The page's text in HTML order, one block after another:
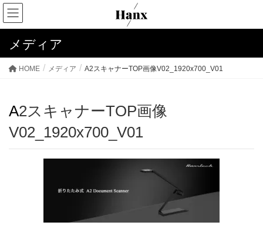
メディア
HOME メディア A2スキャナーTOP画像V02_1920x700_V01
A2スキャナーTOP画像
V02_1920x700_V01